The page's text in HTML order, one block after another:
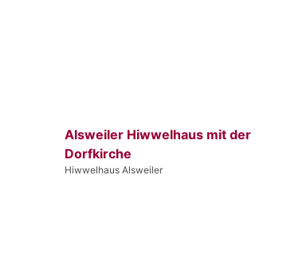
Alsweiler Hiwwelhaus mit der
Dorfkirche
Hiwwelhaus Alsweiler